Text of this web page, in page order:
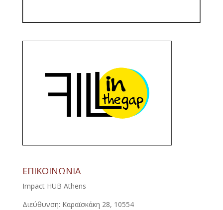
ΕΠΙΚΟΙΝΩΝΙΑ
Impact HUB Athens
Διεύθυνση: Καραϊσκάκη 28, 10554